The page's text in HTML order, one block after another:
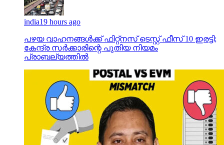
india19 hours ago
പഴയ വാഹനങ്ങള്‍ക്ക് ഫിറ്റ്‌നസ് ടെസ്റ്റ് ഫീസ് 10 ഇരട്ടി;
കേന്ദ്ര സര്‍ക്കാരിന്റെ പുതിയ നിയമം
പ്രാബല്യത്തില്‍